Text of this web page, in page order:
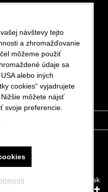
pomocou: BiznisWeb.sk
návštevy tejto
a zhromažďovanie
môžeme použiť
údaje sa
alebo iných
cookies“ vyjadrujete
môžete nájsť
svoje preferencie.